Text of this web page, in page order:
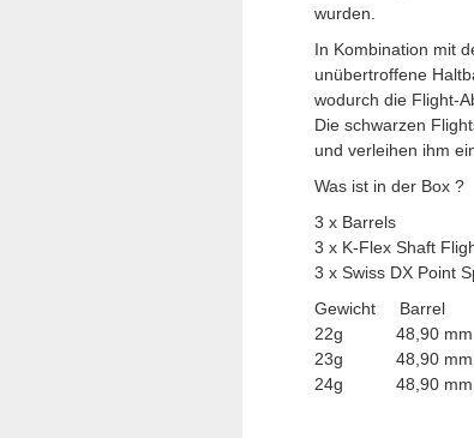
wurden.
In Kombination mit
unübertroffene
wodurch die Flight-
Die schwarzen
und verleihen ihm
Was ist in der Box ?
3 x Barrels
3 x K-Flex Shaft
3 x Swiss DX Point
Gewicht Barrel
22g 48,90
23g 48,90
24g 48,90